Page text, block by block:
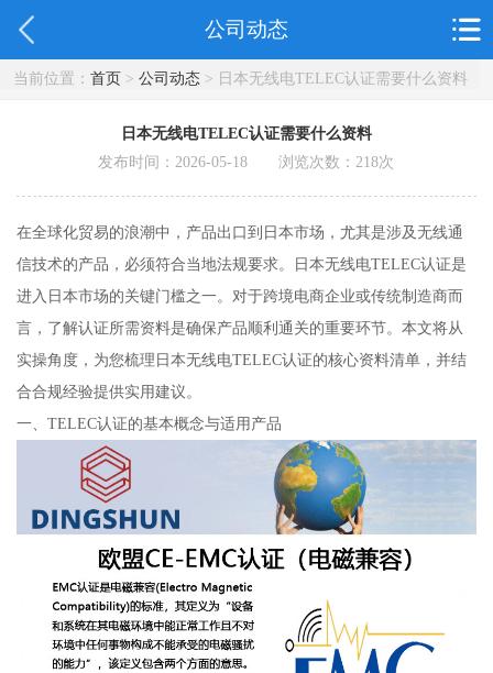
公司动态
当前位置： 首页> 公司动态> 日本无线电TELEC认证需要什么资料
日本无线电TELEC认证需要什么资料
发布时间：2026-05-18 浏览次数：218次
在全球化贸易的浪潮中，产品出口到日本市场，尤其是涉及无线通
信技术的产品，必须符合当地法规要求。日本无线电TELEC认证是
进入日本市场的关键门槛之一。对于跨境电商企业或传统制造商而
言，了解认证所需资料是确保产品顺利通关的重要环节。本文将从
实操角度，为您梳理日本无线电TELEC认证的核心资料清单，并结
合合规经验提供实用建议。
一、TELEC认证的基本概念与适用产品